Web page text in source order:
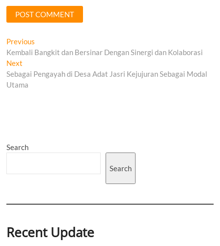
Post
navigation
Previous
post:
Kembali Bangkit dan Bersinar Dengan Sinergi dan Kolaborasi
Next
post:
Sebagai Pengayah di Desa Adat Jasri Kejujuran Sebagai Modal
Utama
Search
Search
Recent Update